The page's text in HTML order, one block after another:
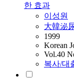
한 효과
이성원
大韓泌
1999
Korean
Vol.40
복사/대